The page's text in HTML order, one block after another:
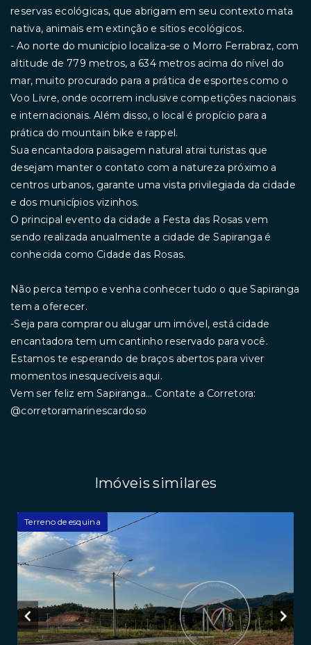
reservas ecológicas, que abrigam em seu contexto mata
nativa, animais em extinção e sítios ecológicos.
- Ao norte do município localiza-se o Morro Ferrabraz, com
altitude de 779 metros, a 634 metros acima do nível do
mar, muito procurado para a prática de esportes como o
Voo Livre, onde ocorrem inclusive competições nacionais
e internacionais. Além disso, o local é propício para a
prática do mountain bike e rappel.
Sua encantadora paisagem natural atrai turistas que
desejam manter o contato com a natureza próximo a
centros urbanos, garante uma vista privilegiada da cidade
e dos municípios vizinhos.
O principal evento da cidade a Festa das Rosas vem
sendo realizada anualmente a cidade de Sapiranga é
conhecida como Cidade das Rosas.
Não perca tempo e venha conhecer tudo o que Sapiranga
tem a oferecer.
-Seja para comprar ou alugar um imóvel, está cidade
encantadora tem um cantinho reservado para você.
Estamos te esperando de braços abertos para viver
momentos inesquecíveis aqui.
Vem ser feliz em Sapiranga... Contate a Corretora:
@corretoramarinescardoso
Imóveis similares
Terreno de esquina